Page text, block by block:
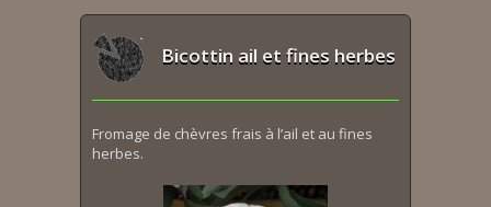
Bicottin ail et fines herbes
Fromage de chèvres frais à l’ail et au fines
herbes.